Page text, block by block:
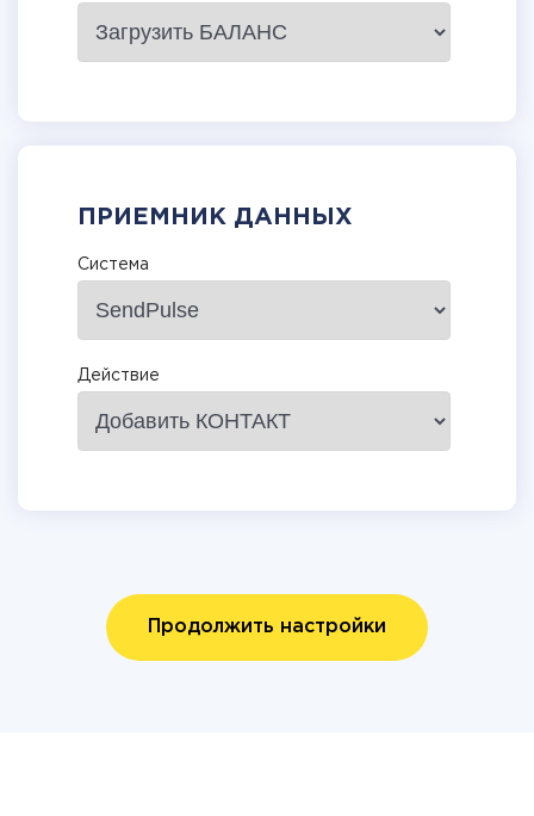
ПРИЕМНИК ДАННЫХ
Система
Действие
Продолжить настройки